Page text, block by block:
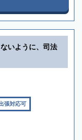
いように、司法
張対応可